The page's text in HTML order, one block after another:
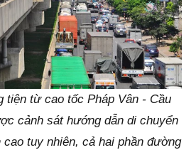
tiện từ cao tốc Pháp Vân - Cầu
cảnh sát hướng dẫn di chuyển
tuy nhiên, cả hai phần đường